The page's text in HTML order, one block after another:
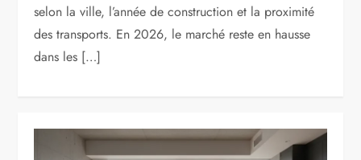
selon la ville, l’année de construction et la proximité
des transports. En 2026, le marché reste en hausse
dans les […]